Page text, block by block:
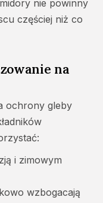
nie powinny
częściej niż co
na
ochrony gleby
i zimowym
wzbogacają